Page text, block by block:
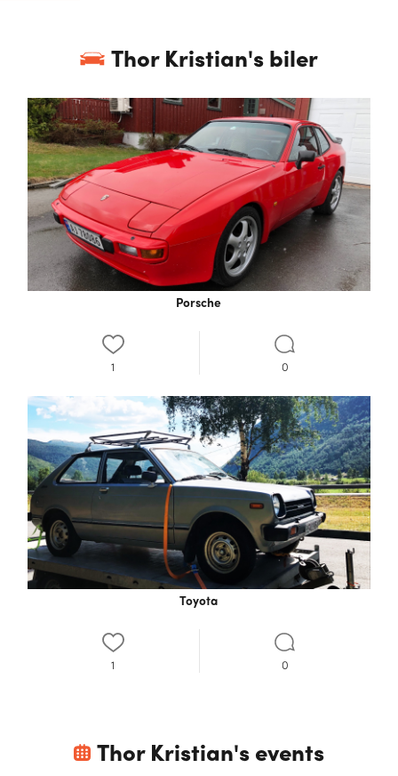
Thor Kristian's biler
Porsche
1 0
Toyota
1 0
Thor Kristian's events